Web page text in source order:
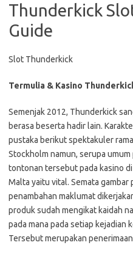
Thunderkick
Guide
Slot Thunderkick
Termulia & Kasino
Semenjak 2012, Thunderkick
berasa beserta hadir lain.
pustaka berikut spektakuler
Stockholm namun, serupa
tontonan tersebut pada kasino
Malta yaitu vital. Semata
penambahan maklumat
produk sudah mengikat kaidah
pada mana pada setiap kejadian
Tersebut merupakan